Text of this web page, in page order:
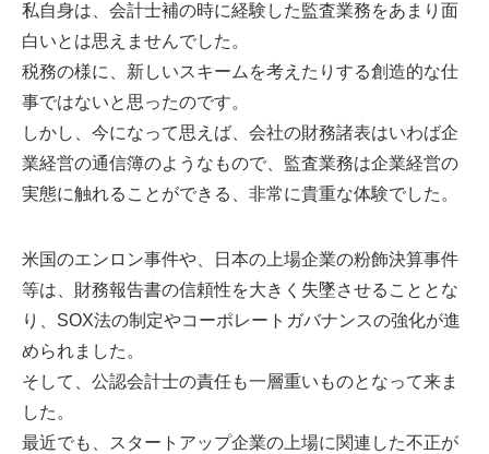
私自身は、会計士補の時に経験した監査業務をあまり面
白いとは思えませんでした。
税務の様に、新しいスキームを考えたりする創造的な仕
事ではないと思ったのです。
しかし、今になって思えば、会社の財務諸表はいわば企
業経営の通信簿のようなもので、監査業務は企業経営の
実態に触れることができる、非常に貴重な体験でした。
米国のエンロン事件や、日本の上場企業の粉飾決算事件
等は、財務報告書の信頼性を大きく失墜させることとな
り、SOX法の制定やコーポレートガバナンスの強化が進
められました。
そして、公認会計士の責任も一層重いものとなって来ま
した。
最近でも、スタートアップ企業の上場に関連した不正が